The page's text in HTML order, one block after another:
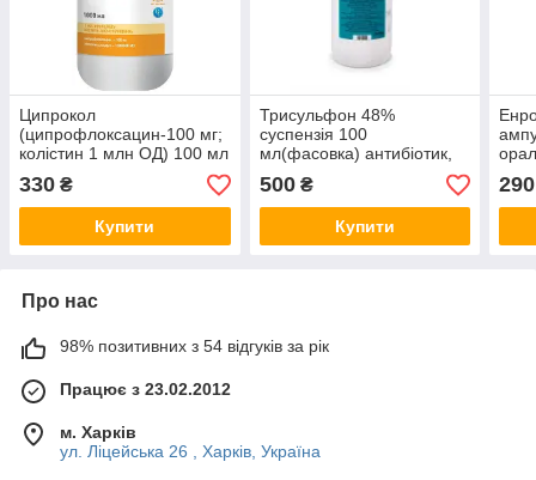
Ципрокол
(ципрофлоксацин-100 мг;
колістин 1 млн ОД) 100 мл
комплексний
ветеринарний антибіотик
для птиці 03.26
330 ₴
Купити
Трисульфон 48%
суспензія 100
мл(фасовка) антибіотик,
кокциостатик для птиці та
кроликів
500₴
Купити
290
Про нас
98% позитивних з 54 відгуків за рік
Працює з 23.02.2012
м. Харків
ул. Ліцейська 26 , Харків, Україна